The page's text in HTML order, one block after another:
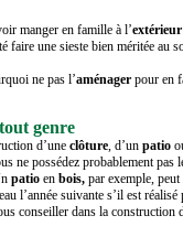
manger en famille à l’extérieur
faire une sieste bien méritée au
ne pas l’aménager pour en
genre
d’une clôture, d’un patio
ne possédez probablement pas
patio en bois, par exemple,
l’année suivante s’il est
conseiller dans la construction